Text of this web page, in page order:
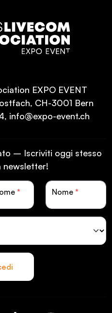
EXPO EVENT
CH-3001 Bern
, info@expo-event.ch
– Iscriviti oggi stesso
newsletter!
* Nome *